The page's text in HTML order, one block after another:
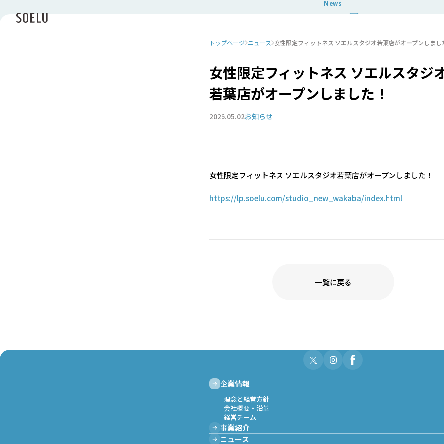
ニュース
News
トップページ ニュース 女性限定フィットネス ソエルスタジオ若葉店がオープンしまし
女性限定フィットネス ソエルスタジ
若葉店がオープンしました！
2026.05.02お知らせ
女性限定フィットネス ソエルスタジオ若葉店がオープンしました！
https://lp.soelu.com/studio_new_wakaba/index.html
一覧に戻る
企業情報
理念と経営方針
会社概要・沿革
経営チーム
事業紹介
ニュース